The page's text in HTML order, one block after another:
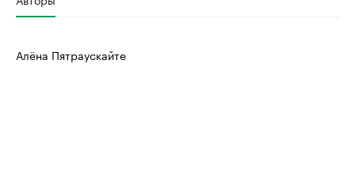
Алёна Пятраускайте